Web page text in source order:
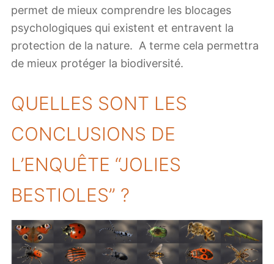
permet de mieux comprendre les blocages
psychologiques qui existent et entravent la
protection de la nature. A terme cela permettra
de mieux protéger la biodiversité.
QUELLES SONT LES
CONCLUSIONS DE
L’ENQUÊTE “JOLIES
BESTIOLES” ?